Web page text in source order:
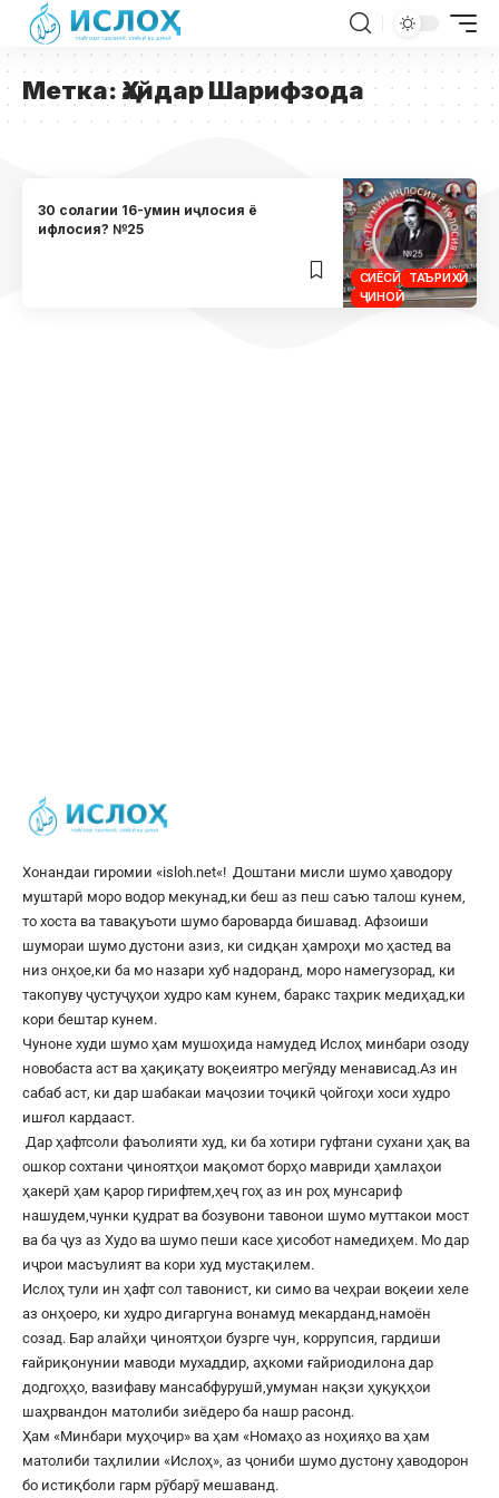
Метка: Ҳайдар Шарифзода
СИЁСӢ
ТАЪРИХӢ
ҶИНОӢ
30 солагии 16-умин иҷлосия ё
ифлосия? №25
Хонандаи гиромии «isloh.net«! Доштани мисли шумо ҳаводору
муштарӣ моро водор мекунад,ки беш аз пеш саъю талош кунем,
то хоста ва тавақуъоти шумо бароварда бишавад. Афзоиши
шумораи шумо дустони азиз, ки сидқан ҳамроҳи мо ҳастед ва
низ онҳое,ки ба мо назари хуб надоранд, моро намегузорад, ки
такопуву ҷустуҷуҳои худро кам кунем, баракс таҳрик медиҳад,ки
кори бештар кунем.
Чуноне худи шумо ҳам мушоҳида намудед Ислоҳ минбари озоду
новобаста аст ва ҳақиқату воқеиятро мегӯяду менависад.Аз ин
сабаб аст, ки дар шабакаи маҷозии тоҷикӣ ҷойгоҳи хоси худро
ишғол кардааст.
Дар ҳафтсоли фаъолияти худ, ки ба хотири гуфтани сухани ҳақ ва
ошкор сохтани ҷиноятҳои мақомот борҳо мавриди ҳамлаҳои
ҳакерӣ ҳам қарор гирифтем,ҳеҷ гоҳ аз ин роҳ мунсариф
нашудем,чунки қудрат ва бозувони тавонои шумо муттакои мост
ва ба ҷуз аз Худо ва шумо пеши касе ҳисобот намедиҳем. Мо дар
иҷрои масъулият ва кори худ мустақилем.
Ислоҳ тули ин ҳафт сол тавонист, ки симо ва чеҳраи воқеии хеле
аз онҳоеро, ки худро дигаргуна вонамуд мекарданд,намоён
созад. Бар алайҳи ҷиноятҳои бузрге чун, коррупсия, гардиши
ғайриқонунии маводи мухаддир, аҳкоми ғайриодилона дар
додгоҳҳо, вазифаву мансабфурушӣ,умуман нақзи ҳуқуқҳои
шаҳрвандон матолиби зиёдеро ба нашр расонд.
Ҳам «Минбари муҳоҷир» ва ҳам «Номаҳо аз ноҳияҳо ва ҳам
матолиби таҳлилии «Ислоҳ», аз ҷониби шумо дустону ҳаводорон
бо истиқболи гарм рӯбарӯ мешаванд.